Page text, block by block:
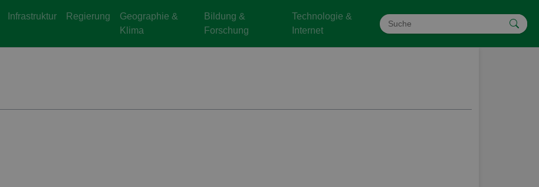
Infrastruktur Regierung
Geographie &
Klima
Bildung &
Forschung
Technologie &
Internet